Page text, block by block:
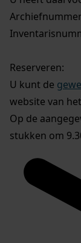
Reserveren:
U kunt de
website van
Op de
stukken om